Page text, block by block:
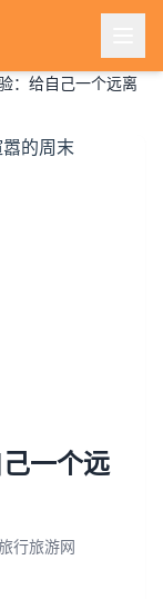
：给自己一个远离
一个远
行旅游网